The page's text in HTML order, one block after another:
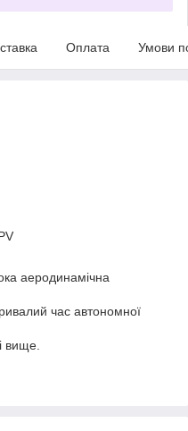
Оплата Умови
аеродинамічна
час автономної
вище.